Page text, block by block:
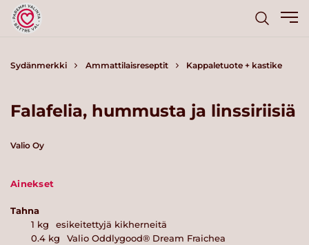
Sydänmerkki Ammattilaisreseptit Kappaletuote + kastike
Falafelia, hummusta ja linssiriisiä
Valio Oy
Ainekset
Tahna
1 kg
esikeitettyjä kikherneitä
0.4 kg
Valio Oddlygood® Dream Fraichea